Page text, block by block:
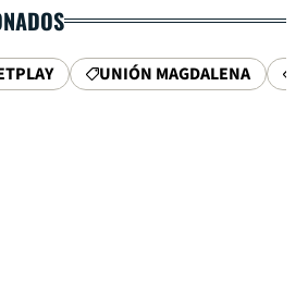
UNIÓN MAGDALENA